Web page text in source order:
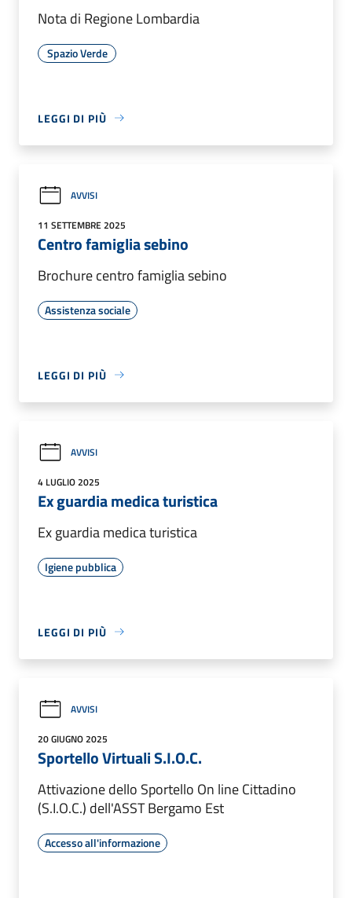
Nota di Regione Lombardia
Spazio Verde
LEGGI DI PIÙ
AVVISI
11 SETTEMBRE 2025
Centro famiglia sebino
Brochure centro famiglia sebino
Assistenza sociale
LEGGI DI PIÙ
AVVISI
4 LUGLIO 2025
Ex guardia medica turistica
Ex guardia medica turistica
Igiene pubblica
LEGGI DI PIÙ
AVVISI
20 GIUGNO 2025
Sportello Virtuali S.I.O.C.
Attivazione dello Sportello On line Cittadino
(S.I.O.C.) dell'ASST Bergamo Est
Accesso all'informazione